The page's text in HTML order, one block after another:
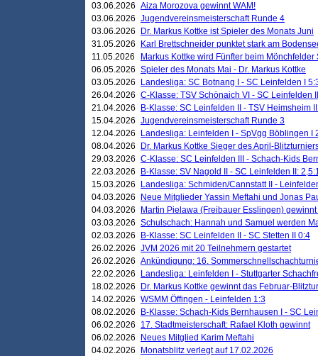
03.06.2026 Aiza Morozova gewinnt WAM!
03.06.2026 Jugendvereinsmeisterschaft Runde 4
03.06.2026
Dr. Markus Kottke ist Spieler des Monats Juni
31.05.2026
Karl Brettschneider punktet stark am
11.05.2026
Markus Kottke wird Fünfter beim
06.05.2026 Spieler des Monats Mai - Dr. Markus Kottke
03.05.2026
Landesliga: SC Botnang I - SC Leinfelden I
26.04.2026 C-Klasse: TSV Schönaich VI - SC Leinfelden
21.04.2026
B-Klasse: SC Leinfelden II - TSV Heimsheim
15.04.2026 Jugendvereinsmeisterschaft Runde 3
12.04.2026
Landesliga: Leinfelden I - SpVgg Böblingen I
08.04.2026
Dr. Markus Kottke Sieger des April-
29.03.2026 C-Klasse: SC Leinfelden III - Schach-Kids
22.03.2026
B-Klasse: SV Nagold II - SC Leinfelden II:
15.03.2026
Landesliga: Schmiden/Cannstatt II -
04.03.2026
Neue Mitglieder Yassin Meftahi und Jonas
04.03.2026
Martin Pielawa (Freibauer Esslingen)
03.03.2026 Schulschach: Hannah und Samuel werden
02.03.2026
B-Klasse: SC Leinfelden II - SC Stetten II 0:4
26.02.2026 JVM 2026 mit 20 Teilnehmern gestartet
26.02.2026 Ankündigung: 16.
22.02.2026
Landesliga: Leinfelden I - Stuttgarter
18.02.2026
Dr. Markus Kottke gewinnt das Februar-
14.02.2026 WSMM Öffingen - Leinfelden 1:3
08.02.2026
B-Klasse: Schach-Kids Bernhausen I - SC
06.02.2026
17. Stadtmeisterschaft: Rafael Kloth gewinnt
06.02.2026
Neues Mitglied Karim Meftahi
04.02.2026
Monatsblitz verlegt auf 17.02.2026